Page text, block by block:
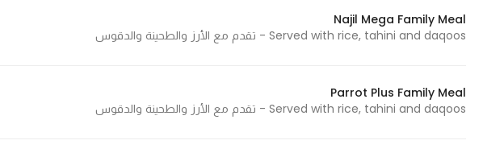
Najil Mega Family Meal
Served with rice, tahini and daqoos - تقدم مع الأرز والطحينة والدقوس
Parrot Plus Family Meal
Served with rice, tahini and daqoos - تقدم مع الأرز والطحينة والدقوس